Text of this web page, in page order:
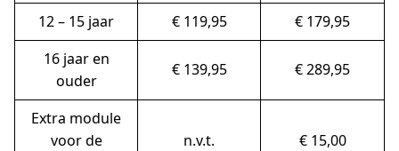
12 – 15 jaar
€ 119,95
€ 179,95
16 jaar en
ouder
€ 139,95 € 289,95
Extra module
voor de
n.v.t. € 15,00